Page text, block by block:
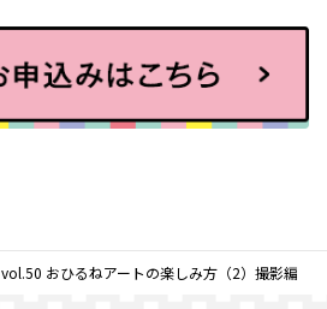
vol.50 おひるねアートの楽しみ方（2）撮影編